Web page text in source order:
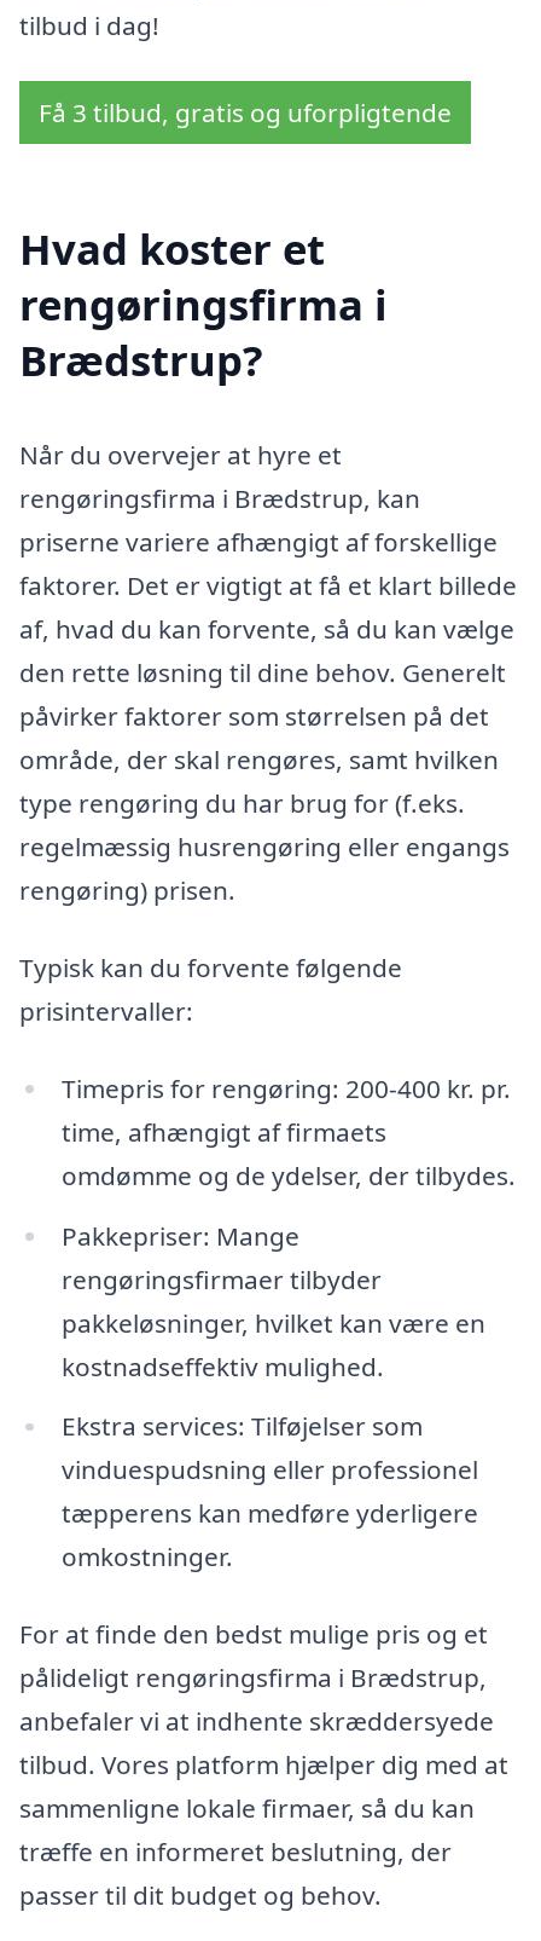
tilbud i dag!
Få 3 tilbud, gratis og uforpligtende
Hvad koster et
rengøringsfirma i
Brædstrup?
Når du overvejer at hyre et
rengøringsfirma i Brædstrup, kan
priserne variere afhængigt af forskellige
faktorer. Det er vigtigt at få et klart billede
af, hvad du kan forvente, så du kan vælge
den rette løsning til dine behov. Generelt
påvirker faktorer som størrelsen på det
område, der skal rengøres, samt hvilken
type rengøring du har brug for (f.eks.
regelmæssig husrengøring eller engangs
rengøring) prisen.
Typisk kan du forvente følgende
prisintervaller:
Timepris for rengøring: 200-400 kr. pr.
time, afhængigt af firmaets
omdømme og de ydelser, der tilbydes.
Pakkepriser: Mange
rengøringsfirmaer tilbyder
pakkeløsninger, hvilket kan være en
kostnadseffektiv mulighed.
Ekstra services: Tilføjelser som
vinduespudsning eller professionel
tæpperens kan medføre yderligere
omkostninger.
For at finde den bedst mulige pris og et
pålideligt rengøringsfirma i Brædstrup,
anbefaler vi at indhente skræddersyede
tilbud. Vores platform hjælper dig med at
sammenligne lokale firmaer, så du kan
træffe en informeret beslutning, der
passer til dit budget og behov.